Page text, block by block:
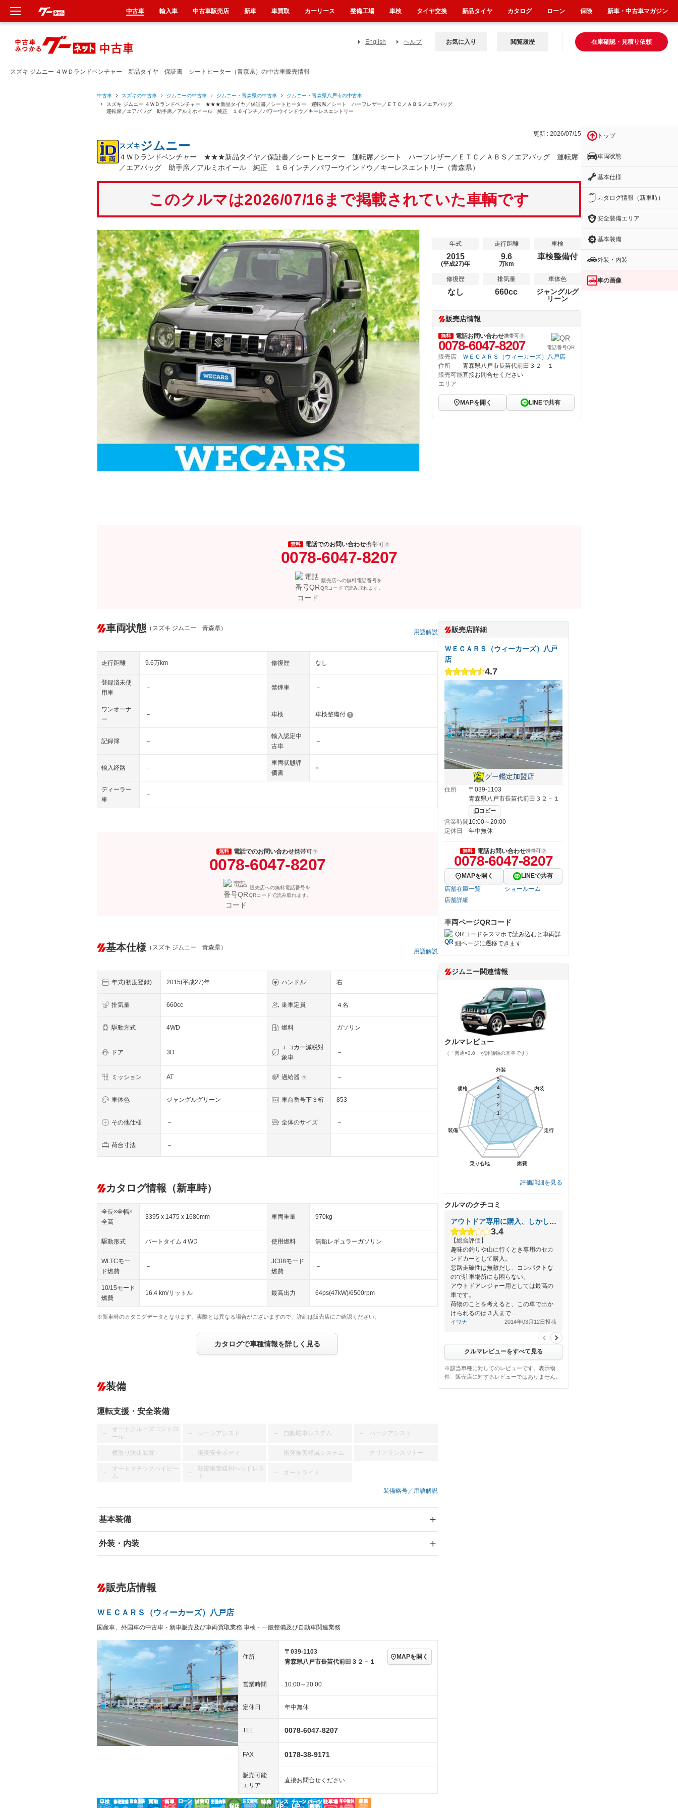
スズキ ジムニー ４ＷＤランドベンチャー 新品タイヤ 保証書 シートヒーター（青森県）の中古車販売情報
English ヘルプ 在庫確認・見積り依頼
お気に入り 閲覧履歴
中古車 スズキの中古車 ジムニーの中古車 ジムニー・青森県の中古車
ジムニー・青森県八戸市の中古車
スズキ ジムニー ４ＷＤランドベンチャー ★★★新品タイヤ／保証書／シートヒーター 運転席／シート ハーフレザー／ＥＴＣ／ＡＢＳ／エアバッグ
運転席／エアバッグ 助手席／アルミホイール 純正 １６インチ／パワーウインドウ／キーレスエントリー
更新 : 2026/07/15
スズキジムニー
４ＷＤランドベンチャー ★★★新品タイヤ／保証書／シートヒーター 運転席／シート ハーフレザー／ＥＴＣ／ＡＢＳ／エアバッグ 運転席
／エアバッグ 助手席／アルミホイール 純正 １６インチ／パワーウインドウ／キーレスエントリー（青森県）
このクルマは2026/07/16まで掲載されていた車輌です
年式
2015
(平成27)年
走行距離
9.6
万km
車検
車検整備付
修復歴
なし
排気量
660cc
車体色
ジャングルグ
リーン
販売店情報
無料 電話お問い合わせ携帯可
0078-6047-8207 電話番号QR
販売店
ＷＥＣＡＲＳ（ウィーカーズ）八戸店
住所
青森県八戸市長苗代前田３２－１
販売可能
エリア
直接お問合せください
MAPを開く LINEで共有
無料 電話でのお問い合わせ携帯可
0078-6047-8207
販売店への無料電話番号を
QRコードで読み取れます。
車両状態 （スズキ ジムニー 青森県）
用語解説
走行距離 9.6万km 修復歴 なし
登録済未使
用車
－ 禁煙車 －
ワンオーナ
ー
－ 車検 車検整備付
記録簿 －
輸入認定中
古車
－
輸入経路 －
車両状態評
価書
○
ディーラー
車
－
無料 電話でのお問い合わせ携帯可
0078-6047-8207
販売店への無料電話番号を
QRコードで読み取れます。
基本仕様 （スズキ ジムニー 青森県）
用語解説
年式(初度登録) 2015(平成27)年 ハンドル 右
排気量 660cc 乗車定員 ４名
駆動方式 4WD 燃料 ガソリン
ドア 3D
エコカー減税対
象車
－
ミッション AT 過給器 －
車体色 ジャングルグリーン 車台番号下３桁 853
その他仕様 － 全体のサイズ －
荷台寸法 －
カタログ情報（新車時）
全長×全幅×
全高
3395 x 1475 x 1680mm 車両重量 970kg
駆動形式 パートタイム４WD 使用燃料 無鉛レギュラーガソリン
WLTCモー
ド燃費
－
JC08モード
燃費
－
10/15モード
燃費
16.4 km/リットル 最高出力 64ps(47kW)/6500rpm
※新車時のカタログデータとなります。実際とは異なる場合がございますので、詳細は販売店にご確認ください。
カタログで車種情報を詳しく見る
装備
運転支援・安全装備
－
オートクルーズコントロ
ール
－ レーンアシスト － 自動駐車システム － パークアシスト
－ 横滑り防止装置 － 衝突安全ボディ － 衝突被害軽減システム － クリアランスソナー
－
オートマチックハイビー
ム
－
頸部衝撃緩和ヘッドレス
ト
－ オートライト
装備略号／用語解説
基本装備
エアバッグ：運転席/助手席
－ ダウンヒルアシストコントロール
Bluetooth接続 100V電源
装備略号／用語解説
外装・内装
－ オーディオ
－
ー
－ 革シート
－ LEDヘッドランプ － HID(キセノンライト) － ポータブルナビ
ETC エアロ スマートキー ローダウン
－ ランフラットタイヤ － 3列シート ベンチシート
フルフラットシート － チップアップシート オットマン
シートヒーター － ウォークスルー 後席モニター
－ フロントカメラ － シートエアコン
－ ルーフレール エアサスペンション
販売店情報
ＷＥＣＡＲＳ（ウィーカーズ）八戸店
国産車、外国車の中古車・新車販売及び車両買取業務 車検・一般整備及び自動車関連業務
住所
〒039-1103
青森県八戸市長苗代前田３２－１
MAPを開く
営業時間 10:00～20:00
定休日 年中無休
TEL 0078-6047-8207
FAX 0178-38-9171
販売可能
エリア
直接お問合せください
販売店詳細
ＷＥＣＡＲＳ（ウィーカーズ）八戸
店
4.7
グー鑑定加盟店
住所
〒039-1103
青森県八戸市長苗代前田３２－１
コピー
営業時間10:00～20:00
定休日
年中無休
無料 電話お問い合わせ携帯可
0078-6047-8207
MAPを開く
LINEで共有
店舗在庫一覧
ショールーム
店舗詳細
車両ページQRコード
QRコードをスマホで読み込むと車両詳
細ページに遷移できます
ジムニー関連情報
クルマレビュー
（「普通=3.0」が評価軸の基準です）
外装
内装
走行
燃費
乗り心地
装備
価格
1
2
3
4
5
外装
内装
走行
燃費
乗り心地
装備
価格
1
2
3
4
5
評価詳細を見る
クルマのクチコミ
アウトドア専用に購入、しかし日常使用も問題なし。
3.4
【総合評価】
趣味の釣りや山に行くとき専用のセカ
ンドカーとして購入。
悪路走破性は無敵だし、コンパクトな
ので駐車場所にも困らない。
アウトドアレジャー用としては最高の
車です。
荷物のことを考えると、この車で出か
けられるのは３人まで…
イワナ 2014年03月12日投稿
クルマレビューをすべて見る
※該当車種に対してのレビューです。表示物
件、販売店に対するレビューではありません。
トップ
車両状態
基本仕様
カタログ情報（新車時）
安全装備エリア
基本装備
外装・内装
車の画像
中古車 輸入車 中古車販売店 新車 車買取 カーリース 整備工場 車検 タイヤ交換 新品タイヤ カタログ ローン 保険 新車・中古車マガジン
新車
中古車